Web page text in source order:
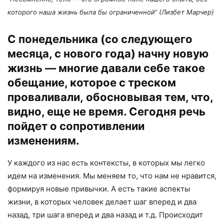
которого наша жизнь была бы ограниченной“(Лизбет Марчер)
С понедельника (со следующего
месяца, с нового года) начну новую
жизнь — многие давали себе такое
обещание, которое с треском
проваливали, обосновывая тем, что,
видно, еще не время. Сегодня речь
пойдет о сопротивлении
изменениям.
У каждого из нас есть контексты, в которых мы легко
идем на изменения. Мы меняем то, что нам не нравится,
формируя новые привычки. А есть такие аспекты
жизни, в которых человек делает шаг вперед и два
назад, три шага вперед и два назад и т.д. Происходит